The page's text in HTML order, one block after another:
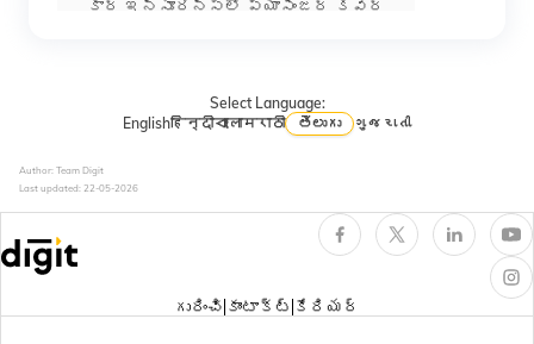
కార్ ఇన్సూరెన్స్‌లో ప్యాసింజర్ కవర్
ఇన్సూరెన్స్ కవర్ చేసే 10 విషయాలు
Select Language:
Englishहिन्दीবাংলাमराठी తెలుగు ગુજરાતી
Author: Team Digit
Last updated: 22-05-2026
గురించి కాంటాక్ట్ కేరియర్